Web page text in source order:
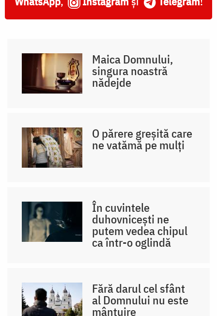
Maica Domnului,
singura noastră
nădejde
O părere greșită care
ne vatămă pe mulți
În cuvintele
duhovnicești ne
putem vedea chipul
ca într-o oglindă
Fără darul cel sfânt
al Domnului nu este
mântuire